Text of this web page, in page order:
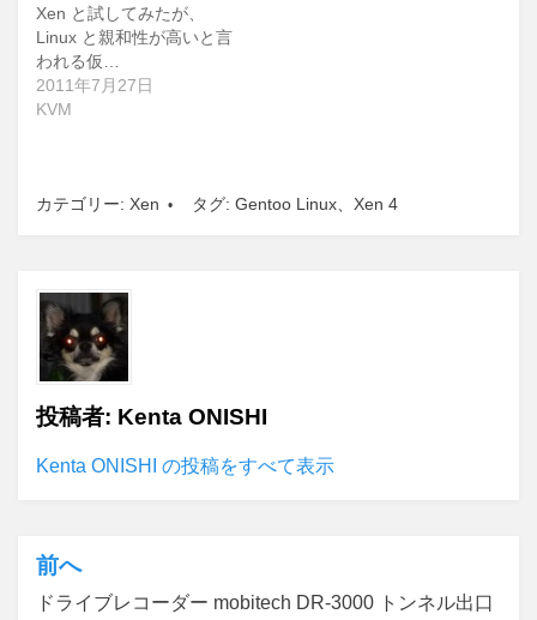
Xen と試してみたが、
Linux と親和性が高いと言
われる仮…
2011年7月27日
KVM
カテゴリー: Xen タグ: Gentoo Linux Xen 4
投稿者: Kenta ONISHI
Kenta ONISHI の投稿をすべて表示
投
稿
前へ
ドライブレコーダー mobitech DR-3000 トンネル出口